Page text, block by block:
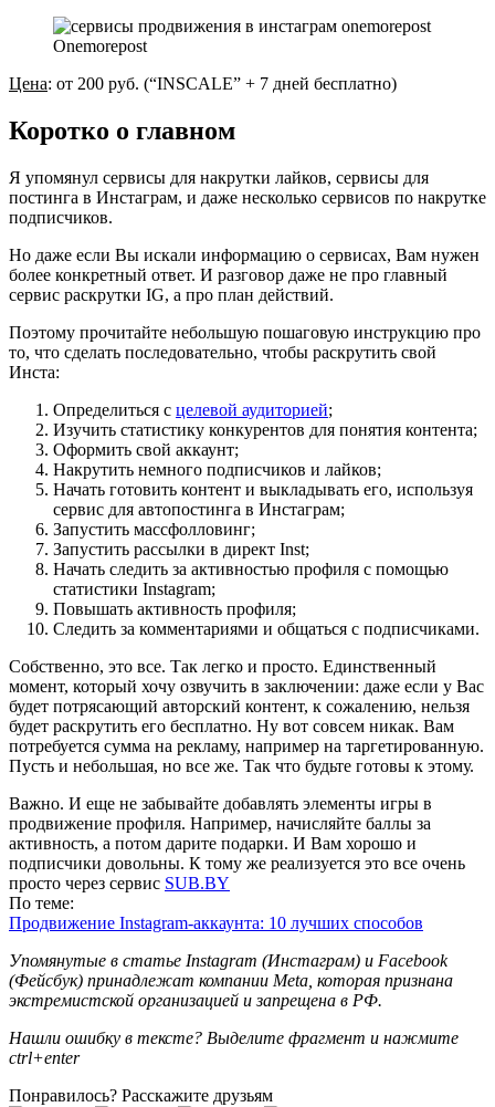
Onemorepost
Цена: от 200 руб. (“INSCALE” + 7 дней бесплатно)
Коротко о главном
Я упомянул сервисы для накрутки лайков, сервисы для
постинга в Инстаграм, и даже несколько сервисов по накрутке
подписчиков.
Но даже если Вы искали информацию о сервисах, Вам нужен
более конкретный ответ. И разговор даже не про главный
сервис раскрутки IG, а про план действий.
Поэтому прочитайте небольшую пошаговую инструкцию про
то, что сделать последовательно, чтобы раскрутить свой
Инста:
Определиться с целевой аудиторией;
Изучить статистику конкурентов для понятия контента;
Оформить свой аккаунт;
Накрутить немного подписчиков и лайков;
Начать готовить контент и выкладывать его, используя
сервис для автопостинга в Инстаграм;
Запустить массфолловинг;
Запустить рассылки в директ Inst;
Начать следить за активностью профиля с помощью
статистики Instagram;
Повышать активность профиля;
Следить за комментариями и общаться с подписчиками.
Собственно, это все. Так легко и просто. Единственный
момент, который хочу озвучить в заключении: даже если у Вас
будет потрясающий авторский контент, к сожалению, нельзя
будет раскрутить его бесплатно. Ну вот совсем никак. Вам
потребуется сумма на рекламу, например на таргетированную.
Пусть и небольшая, но все же. Так что будьте готовы к этому.
Важно. И еще не забывайте добавлять элементы игры в
продвижение профиля. Например, начисляйте баллы за
активность, а потом дарите подарки. И Вам хорошо и
подписчики довольны. К тому же реализуется это все очень
просто через сервис SUB.BY
По теме:
Продвижение Instagram-аккаунта: 10 лучших способов
Упомянутые в статье Instagram (Инстаграм) и Facebook
(Фейсбук) принадлежат компании Meta, которая признана
экстремистской организацией и запрещена в РФ.
Нашли ошибку в тексте? Выделите фрагмент и нажмите
ctrl+enter
Понравилось? Расскажите друзьям